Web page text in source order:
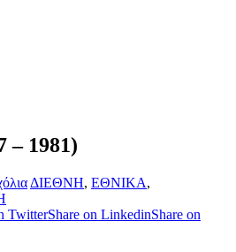
– 1981)
ΔΙΕΘΝΗ, ΕΘΝΙΚΑ,
TwitterShare on LinkedinShare on